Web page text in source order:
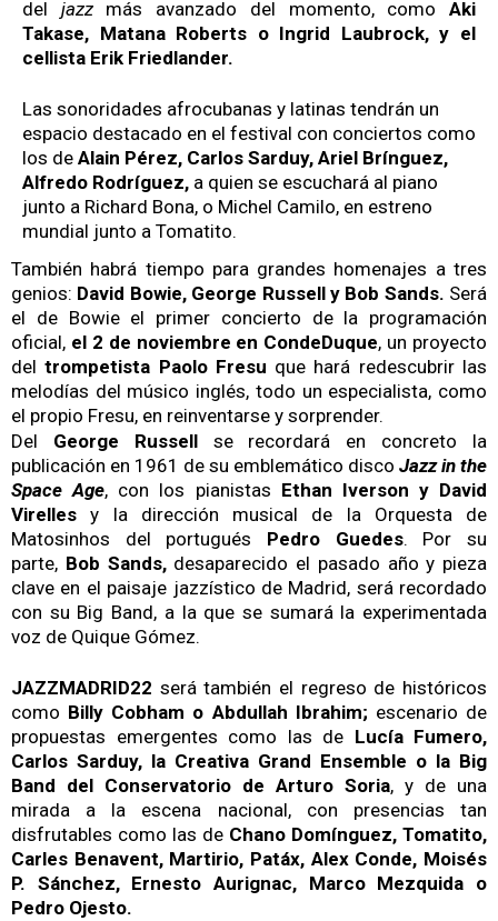
del jazzmás avanzado del momento, comoAki
Takase, Matana Roberts o Ingrid Laubrock, y el
cellista Erik Friedlander.
Las sonoridades afrocubanas y latinas tendrán un
espacio destacado en el festival con conciertos como
los de Alain Pérez, Carlos Sarduy, Ariel Brínguez,
Alfredo Rodríguez, a quien se escuchará al piano
junto a Richard Bona, o Michel Camilo, en estreno
mundial junto a Tomatito.
También habrá tiempo para grandes homenajes a tres
genios: David Bowie, George Russell y Bob Sands. Será
el de Bowie el primer concierto de la programación
oficial, el 2 de noviembre en CondeDuque, un proyecto
deltrompetista Paolo Fresu que hará redescubrir las
melodías del músico inglés, todo un especialista, como
el propio Fresu, en reinventarse y sorprender.
Del George Russellse recordará en concreto la
publicación en 1961 de su emblemático disco Jazz in the
Space Age, con los pianistas Ethan Iverson y David
Virelles y la dirección musical de la Orquesta de
Matosinhos del portugués Pedro Guedes. Por su
parte, Bob Sands,desaparecido el pasado año y pieza
clave en el paisaje jazzístico de Madrid, será recordado
con su Big Band, a la que se sumará la experimentada
voz de Quique Gómez.
JAZZMADRID22 será también el regreso de históricos
como Billy Cobham o Abdullah Ibrahim; escenario de
propuestas emergentes como las de Lucía Fumero,
Carlos Sarduy, la Creativa Grand Ensemble o la Big
Band del Conservatorio de Arturo Soria, y de una
mirada a la escena nacional, con presencias tan
disfrutables como las de Chano Domínguez, Tomatito,
Carles Benavent, Martirio, Patáx, Alex Conde, Moisés
P. Sánchez, Ernesto Aurignac, Marco Mezquida o
Pedro Ojesto.